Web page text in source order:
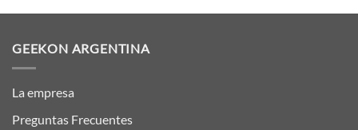
GEEKON ARGENTINA
La empresa
Preguntas Frecuentes